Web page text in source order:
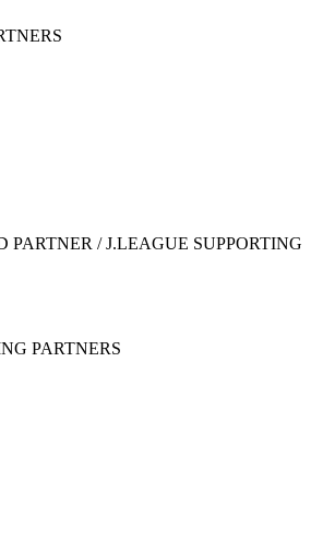
PARTNER / J.LEAGUE SUPPORTING
PARTNERS